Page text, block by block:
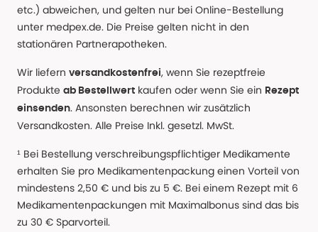
etc.) abweichen, und gelten nur bei Online-Bestellung
unter medpex.de. Die Preise gelten nicht in den
stationären Partnerapotheken.
Wir liefern versandkostenfrei, wenn Sie rezeptfreie
Produkte ab Bestellwert kaufen oder wenn Sie ein Rezept
einsenden. Ansonsten berechnen wir zusätzlich
Versandkosten. Alle Preise Inkl. gesetzl. MwSt.
¹ Bei Bestellung verschreibungspflichtiger Medikamente
erhalten Sie pro Medikamentenpackung einen Vorteil von
mindestens 2,50 € und bis zu 5 €. Bei einem Rezept mit 6
Medikamentenpackungen mit Maximalbonus sind das bis
zu 30 € Sparvorteil.